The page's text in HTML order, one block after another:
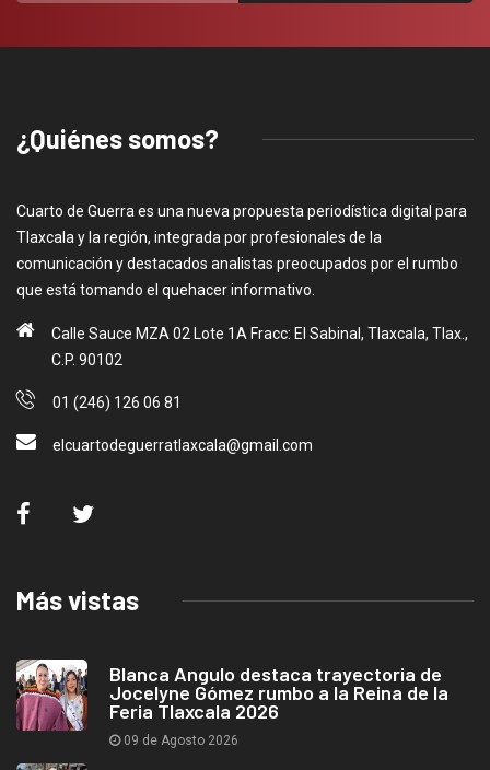
¿Quiénes somos?
Cuarto de Guerra es una nueva propuesta periodística digital para
Tlaxcala y la región, integrada por profesionales de la
comunicación y destacados analistas preocupados por el rumbo
que está tomando el quehacer informativo.
Calle Sauce MZA 02 Lote 1A Fracc: El Sabinal, Tlaxcala, Tlax.,
C.P. 90102
01 (246) 126 06 81
elcuartodeguerratlaxcala@gmail.com
Más vistas
Blanca Angulo destaca trayectoria de
Jocelyne Gómez rumbo a la Reina de la
Feria Tlaxcala 2026
09 de Agosto 2026